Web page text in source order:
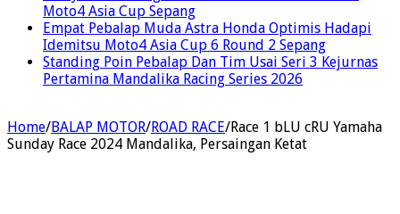
Moto4 Asia Cup Sepang
Empat Pebalap Muda Astra Honda Optimis Hadapi
Idemitsu Moto4 Asia Cup 6 Round 2 Sepang
Standing Poin Pebalap Dan Tim Usai Seri 3 Kejurnas
Pertamina Mandalika Racing Series 2026
Home/BALAP MOTOR/ROAD RACE/Race 1 bLU cRU Yamaha
Sunday Race 2024 Mandalika, Persaingan Ketat